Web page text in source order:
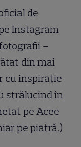
de
Instagram
–
din mai
cu inspirație
strălucind în
pe Acee
pe piatră.)